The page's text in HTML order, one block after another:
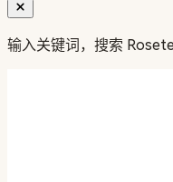
输入关键词，搜索